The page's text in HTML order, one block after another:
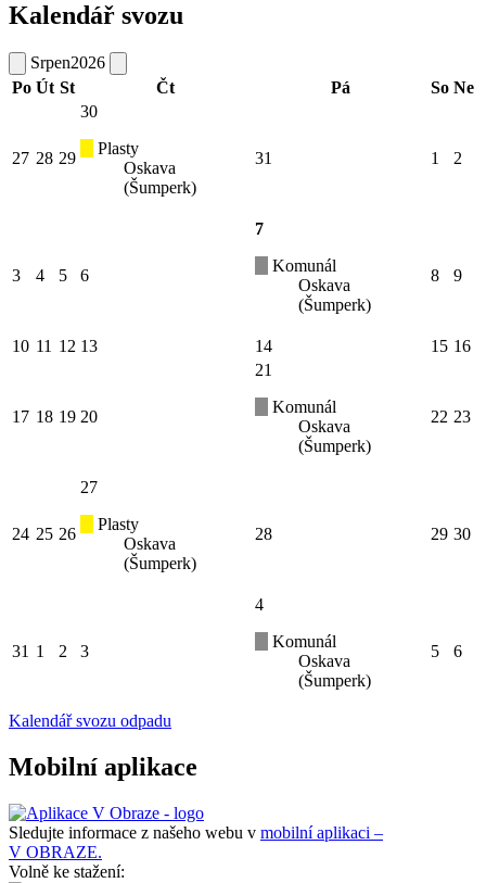
Kalendář svozu
Srpen2026
Po Út St Čt Pá So Ne
27 28 29
30
Plasty
Oskava
(Šumperk)
31 1 2
3 4 5 6
7
Komunál
Oskava
(Šumperk)
8 9
10 11 12 13 14 15 16
17 18 19 20
21
Komunál
Oskava
(Šumperk)
22 23
24 25 26
27
Plasty
Oskava
(Šumperk)
28 29 30
31 1 2 3
4
Komunál
Oskava
(Šumperk)
5 6
Kalendář svozu odpadu
Mobilní aplikace
Sledujte informace z našeho webu v mobilní aplikaci –
V OBRAZE.
Volně ke stažení: